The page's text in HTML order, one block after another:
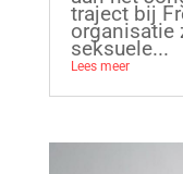
traject bij
organisatie
seksuele...
Lees meer